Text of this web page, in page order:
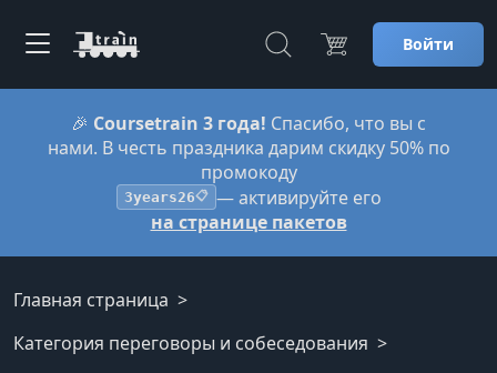
Войти
🎉 Coursetrain 3 года! Спасибо, что вы с
нами. В честь праздника дарим скидку 50% по
промокоду
3years26📋 — активируйте его
на странице пакетов
Главная страница
Категория переговоры и собеседования